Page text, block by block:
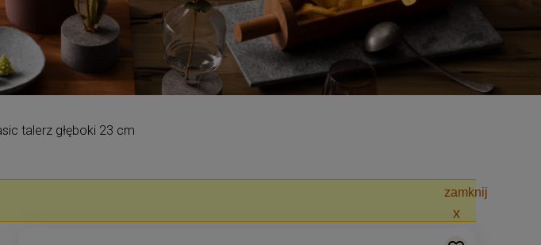
talerz głęboki 23 cm
zamknij